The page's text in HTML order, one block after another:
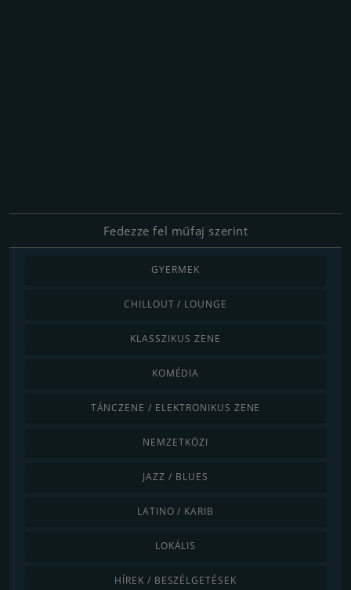
Fedezze fel műfaj szerint
GYERMEK
CHILLOUT / LOUNGE
KLASSZIKUS ZENE
KOMÉDIA
TÁNCZENE / ELEKTRONIKUS ZENE
NEMZETKÖZI
JAZZ / BLUES
LATINO / KARIB
LOKÁLIS
HÍREK / BESZÉLGETÉSEK